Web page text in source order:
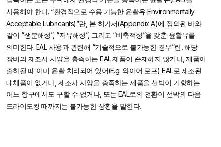
사용해야 한다. “환경적으로 수용 가능한 윤활유(Environmentally
Acceptable Lubricants)”란, 본 허가서(Appendix A)에 정의된 바와
같이 “생분해성”, “저유해성”, 그리고 “비축적성”을 갖춘 윤활유를
의미한다. EAL 사용과 관련해 “기술적으로 불가능한 경우”란, 해당
장비의 제조사 사양을 충족하는 EAL 제품이 존재하지 않거나, 제품이
출하될 때 이미 윤활 처리되어 있어(E.g. 와이어 로프) EAL로 제조된
대체품이 없거나, 제조사 사양을 충족하는 제품을 선박이 기항하는
어느 항구에서도 구할 수 없거나, 또는 EAL로의 전환이 선박의 다음
드라이도킹 때까지는 불가능한 상황을 말한다.